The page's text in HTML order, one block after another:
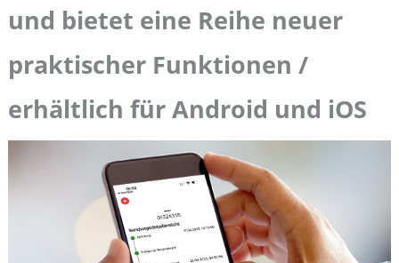
und bietet eine Reihe neuer
praktischer Funktionen /
erhältlich für Android und iOS